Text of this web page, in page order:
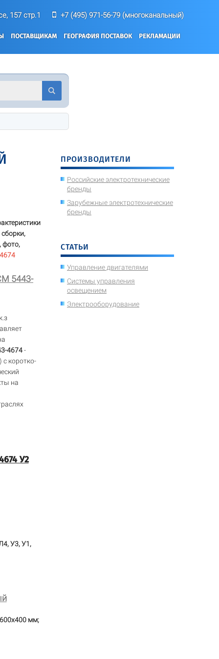
157 стр.1 +7 (495) 971-56-79 (многоканальный)
ПОСТАВЩИКАМ ГЕОГРАФИЯ ПОСТАВОК РЕКЛАМАЦИИ
фото,
5443-
4674-
коротко-
на
У2
У3, У1,
мм;
ПРОИЗВОДИТЕЛИ
Российские электротехнические
бренды
Зарубежные электротехнические
бренды
СТАТЬИ
Управление двигателями
Системы управления
освещением
Электрооборудование